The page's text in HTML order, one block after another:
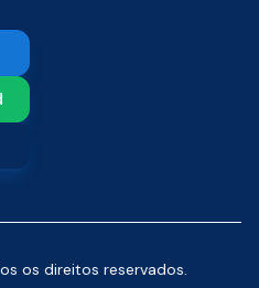
os direitos reservados.